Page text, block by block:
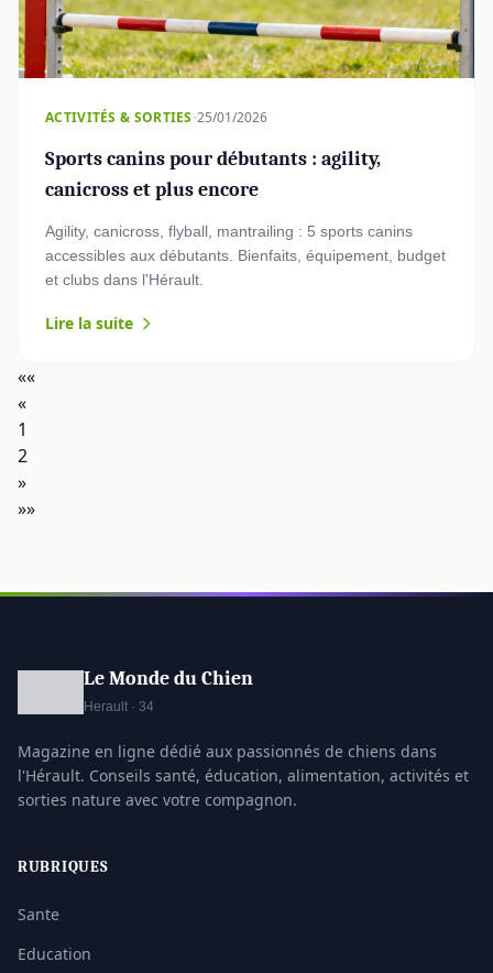
ACTIVITÉS & SORTIES·25/01/2026
Sports canins pour débutants : agility,
canicross et plus encore
Agility, canicross, flyball, mantrailing : 5 sports canins
accessibles aux débutants. Bienfaits, équipement, budget
et clubs dans l'Hérault.
Lire la suite
««
«
1
2
»
»»
Le Monde du Chien
Herault · 34
Magazine en ligne dédié aux passionnés de chiens dans
l'Hérault. Conseils santé, éducation, alimentation, activités et
sorties nature avec votre compagnon.
RUBRIQUES
Sante
Education